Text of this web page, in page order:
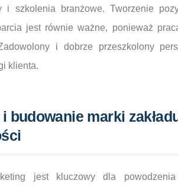
i szkolenia branżowe. Tworzenie
jest równie ważne, ponieważ
i dobrze przeszkolony
klienta.
budowanie marki
jest kluczowy dla